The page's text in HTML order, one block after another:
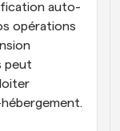
plusieurs
se passe
auto-
opérations
peut